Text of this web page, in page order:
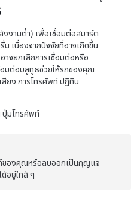
งานต่ำ) เพื่อเชื่อมต่อสมาร์ต
น เนื่องจากปัจจัยที่อาจเกิดขึ้น
าจยกเลิกการเชื่อมต่อหรือ
อมต่อบลูทูธช่วยให้รถของคุณ
สียง การโทรศัพท์ ปฏิทิน
ปุ่มโทรศัพท์
ของคุณหรือลบออกเป็นกุญแจ
อยู่ใกล้ ๆ